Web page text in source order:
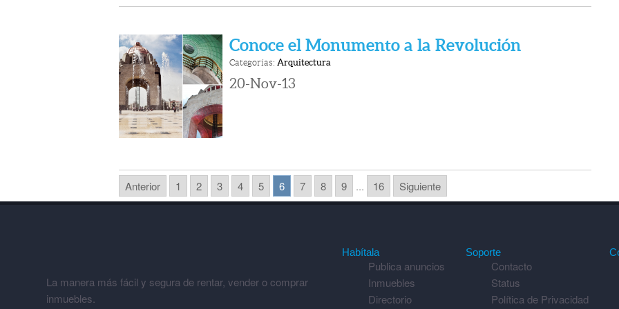
Conoce el Monumento a la Revolución
Categorías: Arquitectura
20-Nov-13
Anterior 1 2 3 4 5 6 7 8 9 ... 16 Siguiente
La manera más fácil y segura de rentar, vender o comprar
inmuebles.
Habítala
Publica anuncios
Inmuebles
Directorio
Soporte
Contacto
Status
Política de Privacidad